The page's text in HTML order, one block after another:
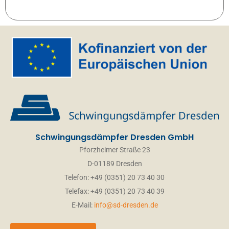
Schwingungsdämpfer Dresden GmbH
Pforzheimer Straße 23
D-01189 Dresden
Telefon: +49 (0351) 20 73 40 30
Telefax: +49 (0351) 20 73 40 39
E-Mail: info@sd-dresden.de